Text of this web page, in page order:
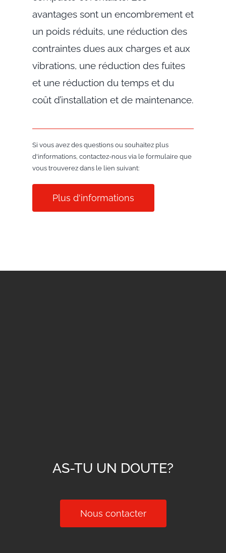
avantages sont un encombrement et
un poids réduits, une réduction des
contraintes dues aux charges et aux
vibrations, une réduction des fuites
et une réduction du temps et du
coût d’installation et de maintenance.
Si vous avez des questions ou souhaitez plus
d'informations, contactez-nous via le formulaire que
vous trouverez dans le lien suivant:
Plus d'informations
AS-TU UN DOUTE?
Nous contacter